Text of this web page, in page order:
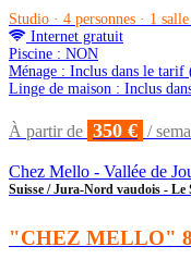
Studio · 4 personnes · 1
Internet gratuit
Piscine : NON
Ménage : Inclus dans le tarif
Linge de maison : Inclus
À partir de 350 € /
Chez Mello - Vallée de
Suisse / Jura-Nord vaudois - Le
"CHEZ MELLO"